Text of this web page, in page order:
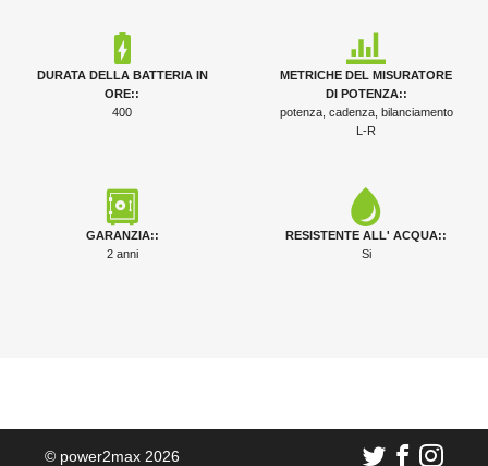
DURATA DELLA BATTERIA IN
ORE::
400
METRICHE DEL MISURATORE
DI POTENZA::
potenza, cadenza, bilanciamento
L-R
GARANZIA::
2 anni
RESISTENTE ALL' ACQUA::
Si
© power2max 2026